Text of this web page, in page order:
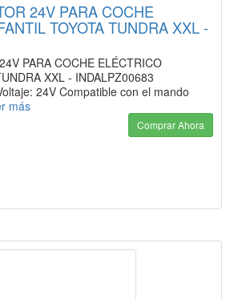
24V PARA COCHE
TOYOTA TUNDRA XXL -
PARA COCHE ELÉCTRICO
XXL - INDALPZ00683
24V Compatible con el mando
más
Comprar Ahora